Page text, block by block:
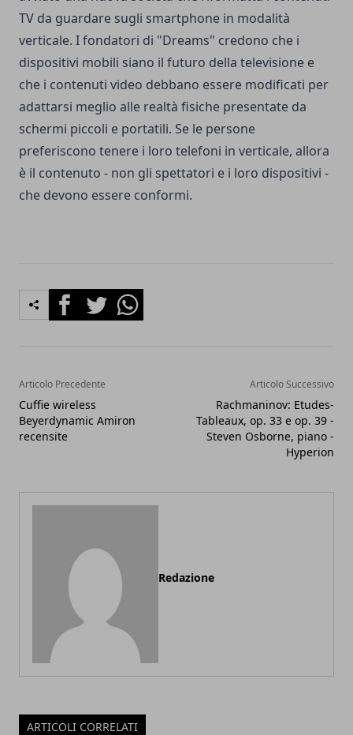
TV da guardare sugli smartphone in modalità
verticale. I fondatori di "Dreams" credono che i
dispositivi mobili siano il futuro della televisione e
che i contenuti video debbano essere modificati per
adattarsi meglio alle realtà fisiche presentate da
schermi piccoli e portatili. Se le persone
preferiscono tenere i loro telefoni in verticale, allora
è il contenuto - non gli spettatori e i loro dispositivi -
che devono essere conformi.
FacebookTwitterWhatsapp
Articolo Precedente
Cuffie wireless
Beyerdynamic Amiron
recensite
Articolo Successivo
Rachmaninov: Etudes-
Tableaux, op. 33 e op. 39 -
Steven Osborne, piano -
Hyperion
Redazione
ARTICOLI CORRELATI